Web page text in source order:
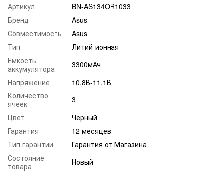
Артикул
BN-AS134OR1033
Бренд
Asus
Совместимость
Asus
Тип
Литий-ионная
Емкость
аккумулятора
3300мАч
Напряжение
10,8В-11,1В
Количество
ячеек
3
Цвет
Черный
Гарантия
12 месяцев
Тип гарантии
Гарантия от Магазина
Состояние
товара
Новый